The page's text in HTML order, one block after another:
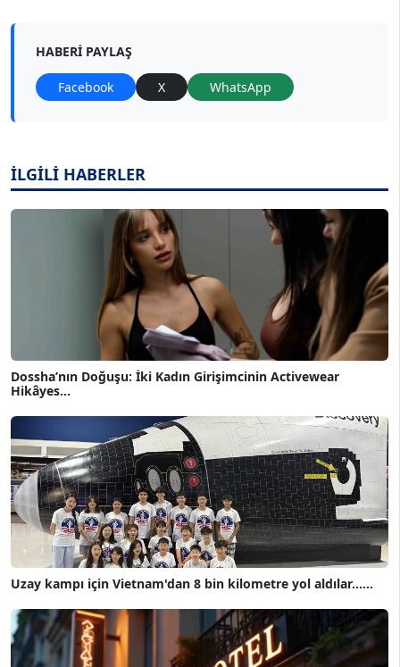
HABERI PAYLAŞ
Facebook X WhatsApp
İLGİLİ HABERLER
Dossha’nın Doğuşu: İki Kadın Girişimcinin Activewear
Hikâyes...
Uzay kampı için Vietnam'dan 8 bin kilometre yol aldılar......